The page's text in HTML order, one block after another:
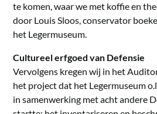
te komen, waar we met koffie en
door Louis Sloos, conservator
het Legermuseum.
Cultureel erfgoed van Defensie
Vervolgens kregen wij in het
het project dat het Legermuseum
in samenwerking met acht andere